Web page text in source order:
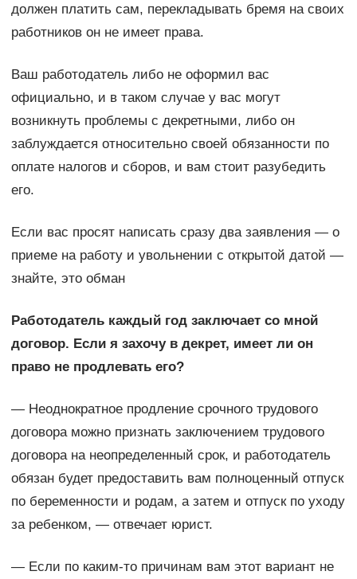
должен платить сам, перекладывать бремя на своих
работников он не имеет права.
Ваш работодатель либо не оформил вас
официально, и в таком случае у вас могут
возникнуть проблемы с декретными, либо он
заблуждается относительно своей обязанности по
оплате налогов и сборов, и вам стоит разубедить
его.
Если вас просят написать сразу два заявления — о
приеме на работу и увольнении с открытой датой —
знайте, это обман
Работодатель каждый год заключает со мной
договор. Если я захочу в декрет, имеет ли он
право не продлевать его?
— Неоднократное продление срочного трудового
договора можно признать заключением трудового
договора на неопределенный срок, и работодатель
обязан будет предоставить вам полноценный отпуск
по беременности и родам, а затем и отпуск по уходу
за ребенком, — отвечает юрист.
— Если по каким-то причинам вам этот вариант не